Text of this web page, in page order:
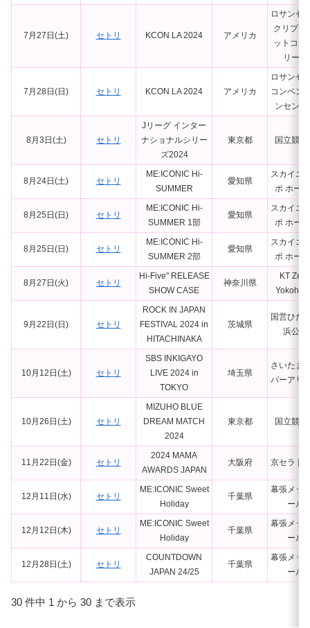
7月27日(土) セトリ KCON LA 2024 アメリカ
ロサンゼ
クリプト
ットコム
リーナ
7月28日(日) セトリ KCON LA 2024 アメリカ
ロサンゼ
コンベン
ンセンタ
8月3日(土) セトリ
Jリーグ インター
ナショナルシリー
ズ2024
東京都 国立競技
8月24日(土) セトリ
ME:ICONIC Hi-
SUMMER
愛知県
スカイエ
ポ ホー
8月25日(日) セトリ
ME:ICONIC Hi-
SUMMER 1部
愛知県
スカイエ
ポ ホー
8月25日(日) セトリ
ME:ICONIC Hi-
SUMMER 2部
愛知県
スカイエ
ポ ホー
8月27日(火) セトリ
Hi-Five" RELEASE
SHOW CASE
神奈川県
KT
9月22日(日) セトリ
ROCK IN JAPAN
FESTIVAL 2024 in
HITACHINAKA
茨城県
国営ひた
浜公園
10月12日(土) セトリ
SBS INKIGAYO
LIVE 2024 in
TOKYO
埼玉県
さいたま
パーアリ
10月26日(土) セトリ
MIZUHO BLUE
DREAM MATCH
2024
東京都 国立競技
11月22日(金) セトリ
2024 MAMA
AWARDS JAPAN
大阪府 京セラド
12月11日(水) セトリ
ME:ICONIC Sweet
Holiday
千葉県
幕張メッ
ール
12月12日(木) セトリ
ME:ICONIC Sweet
Holiday
千葉県
幕張メッ
ール
12月28日(土) セトリ
COUNTDOWN
JAPAN 24/25
千葉県
幕張メッ
ール
30 件中 1 から 30 まで表示